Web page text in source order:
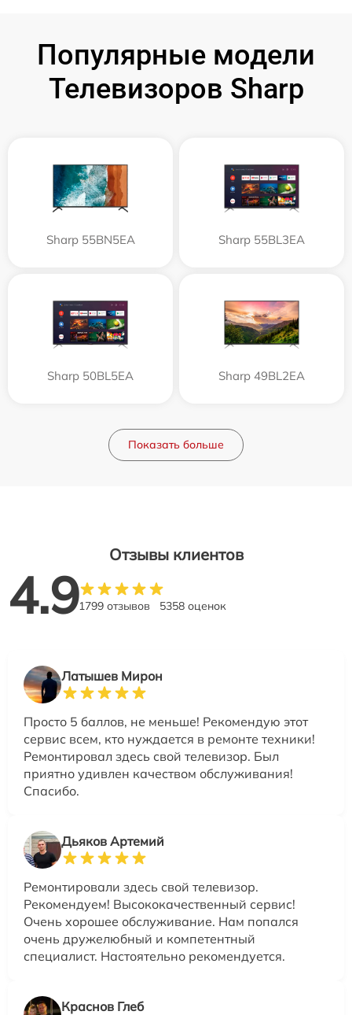
Популярные модели
Телевизоров Sharp
Sharp 55BN5EA Sharp 55BL3EA
Sharp 50BL5EA Sharp 49BL2EA
Показать больше
Отзывы клиентов
4.91799 отзывов 5358 оценок
Латышев Мирон
Просто 5 баллов, не меньше! Рекомендую этот
сервис всем, кто нуждается в ремонте техники!
Ремонтировал здесь свой телевизор. Был
приятно удивлен качеством обслуживания!
Спасибо.
Дьяков Артемий
Ремонтировали здесь свой телевизор.
Рекомендуем! Высококачественный сервис!
Очень хорошее обслуживание. Нам попался
очень дружелюбный и компетентный
специалист. Настоятельно рекомендуется.
Краснов Глеб